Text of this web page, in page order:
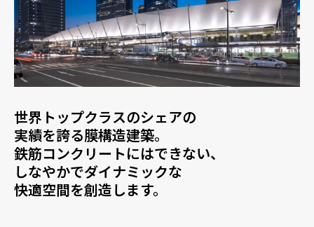
世界トップクラスのシェアの
実績を誇る膜構造建築。
鉄筋コンクリートにはできない、
しなやかでダイナミックな
快適空間を創造します。